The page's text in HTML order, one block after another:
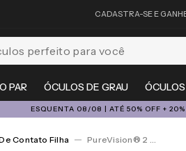
CADASTRA-SE E
PAR ÓCULOS DE GRAU
para você
ESQUENTA 08/08 | ATÉ 50% OFF +
Contato Filha PureVision® 2 For Astigmatism 6